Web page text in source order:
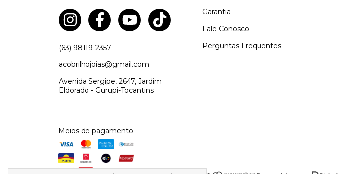
(63) 98119-2357
acobrilhojoias@gmail.com
Avenida Sergipe, 2647, Jardim
Eldorado - Gurupi-Tocantins
Garantia
Fale Conosco
Perguntas Frequentes
Meios de pagamento